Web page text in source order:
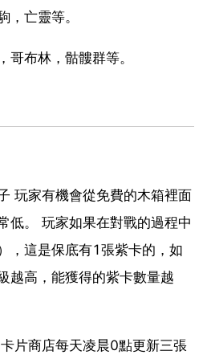
，亡靈等。
哥布林，骷髏群等。
玩家有機會從免費的木箱裡面
低。 玩家如果在對戰的過程中
，這是保底有1張紫卡的，如
越高，能獲得的紫卡數量越
片商店每天凌晨0點更新三張